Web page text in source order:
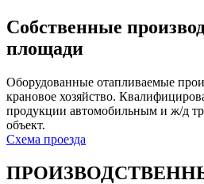
Собственные
площади
Оборудованные отапливаемые
крановое хозяйство.
продукции автомобильным и ж/д
объект.
Схема проезда